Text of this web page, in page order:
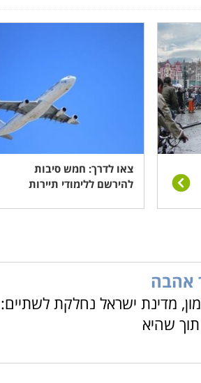
צאו לדרך: חמש סיבות
להירשם ללימודי תיירות
אהבה
מדינת ישראל נחלקת
שהיא